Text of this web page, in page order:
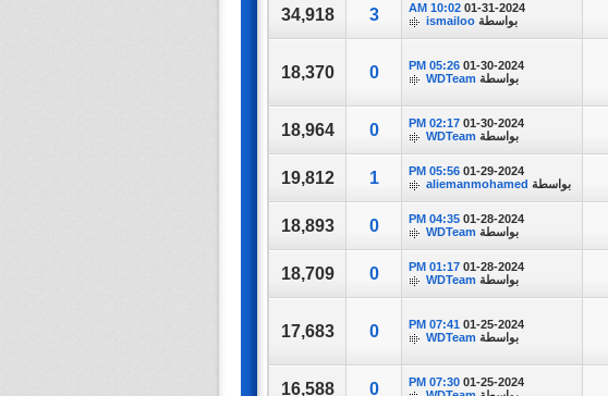
01-31-2024
10:02 AM
بواسطة ismailoo
3
34,918
01-30-2024
05:26 PM
بواسطة WDTeam
0
18,370
01-30-2024
02:17 PM
بواسطة WDTeam
0
18,964
01-29-2024
05:56 PM
بواسطة aliemanmohamed
1
19,812
01-28-2024
04:35 PM
بواسطة WDTeam
0
18,893
01-28-2024
01:17 PM
بواسطة WDTeam
0
18,709
01-25-2024
07:41 PM
بواسطة WDTeam
0
17,683
01-25-2024
07:30 PM
0
16,588